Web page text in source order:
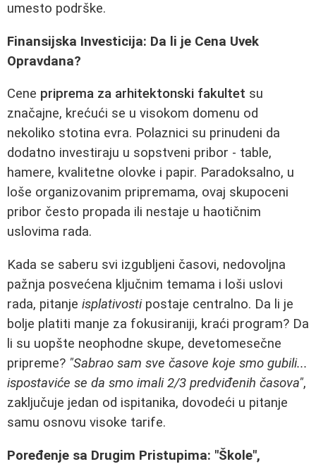
umesto podrške.
Finansijska Investicija: Da li je Cena Uvek
Opravdana?
Cene priprema za arhitektonski fakultet su
značajne, krećući se u visokom domenu od
nekoliko stotina evra. Polaznici su prinudeni da
dodatno investiraju u sopstveni pribor - table,
hamere, kvalitetne olovke i papir. Paradoksalno, u
loše organizovanim pripremama, ovaj skupoceni
pribor često propada ili nestaje u haotičnim
uslovima rada.
Kada se saberu svi izgubljeni časovi, nedovoljna
pažnja posvećena ključnim temama i loši uslovi
rada, pitanje isplativostipostaje centralno. Da li je
bolje platiti manje za fokusiraniji, kraći program? Da
li su uopšte neophodne skupe, devetomesečne
pripreme? "Sabrao sam sve časove koje smo gubili...
ispostaviće se da smo imali 2/3 predviđenih časova",
zaključuje jedan od ispitanika, dovodeći u pitanje
samu osnovu visoke tarife.
Poređenje sa Drugim Pristupima: "Škole",